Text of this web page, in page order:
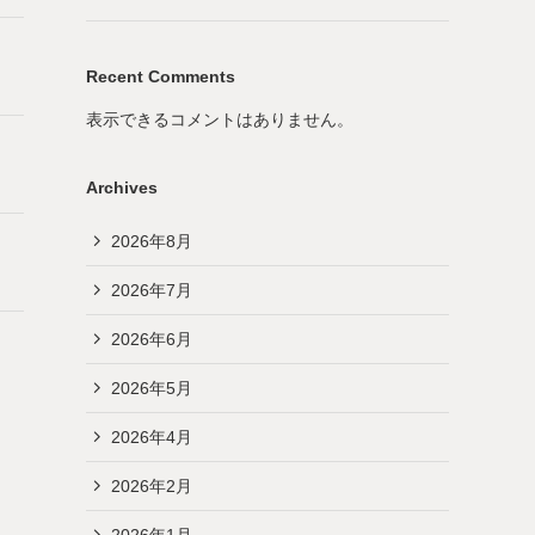
Recent Comments
表示できるコメントはありません。
Archives
2026年8月
2026年7月
2026年6月
2026年5月
2026年4月
2026年2月